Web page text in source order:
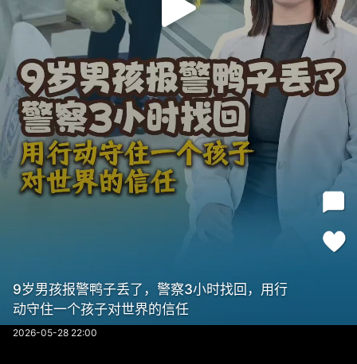
9岁男孩报警鸭子丢了，警察3小时找回，用行
动守住一个孩子对世界的信任
2026-05-28 22:00